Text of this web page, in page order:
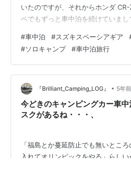
いたのですが、それからホンダ
ペでもずっと車中泊を続けていまし
ました。 そして去年、スズキのス
えました。『遊び心にギアを入れろ
す。 それで、またあちこちソロキ
生憎のコロナで何処も行けず（
ークには行けるといいなぁ(^^)
#車中泊 #スズキスペーシアギア
#ソロキャンプ #車中泊旅行
『Brilliant_Camping_LOG』 • 5年前
今どきのキャンピングカー車
スクがあるね・・・、
「福島とか蔓延防止でも無いとこ
入れてオリンピックをやる」らし